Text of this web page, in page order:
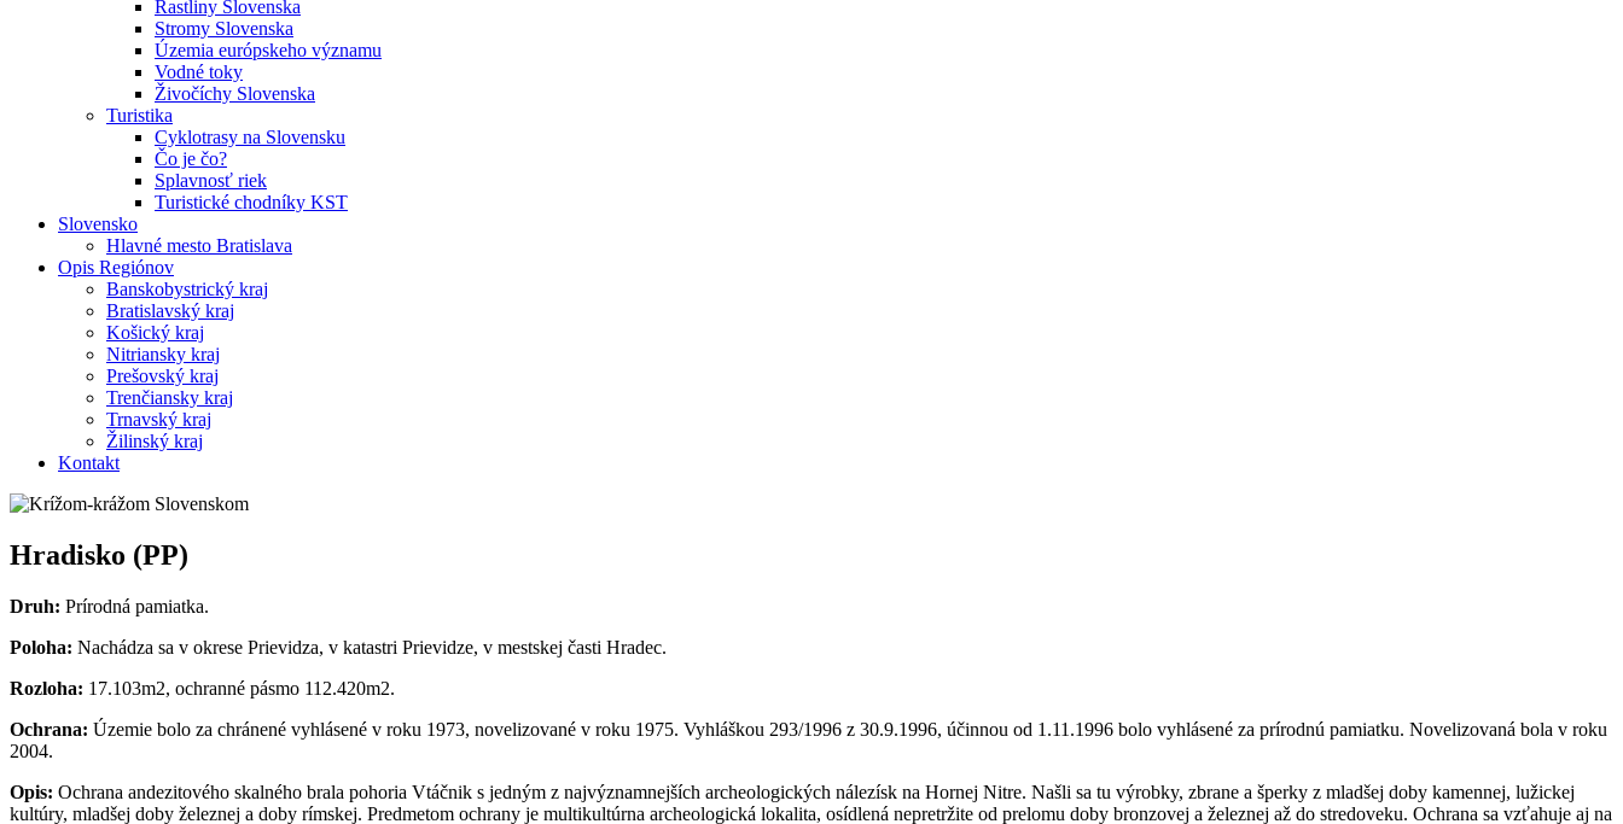
Rastliny Slovenska
Stromy Slovenska
Územia európskeho významu
Vodné toky
Živočíchy Slovenska
Turistika
Cyklotrasy na Slovensku
Čo je čo?
Splavnosť riek
Turistické chodníky KST
Slovensko
Hlavné mesto Bratislava
Opis Regiónov
Banskobystrický kraj
Bratislavský kraj
Košický kraj
Nitriansky kraj
Prešovský kraj
Trenčiansky kraj
Trnavský kraj
Žilinský kraj
Kontakt
Hradisko (PP)
Druh: Prírodná pamiatka.
Poloha: Nachádza sa v okrese Prievidza, v katastri Prievidze, v mestskej časti Hradec.
Rozloha: 17.103m2, ochranné pásmo 112.420m2.
Ochrana: Územie bolo za chránené vyhlásené v roku 1973, novelizované v roku 1975. Vyhláškou 293/1996 z 30.9.1996, účinnou od 1.11.1996 bolo vyhlásené za prírodnú pamiatku. Novelizovaná bola v roku
2004.
Opis: Ochrana andezitového skalného brala pohoria Vtáčnik s jedným z najvýznamnejších archeologických nálezísk na Hornej Nitre. Našli sa tu výrobky, zbrane a šperky z mladšej doby kamennej, lužickej
kultúry, mladšej doby železnej a doby rímskej. Predmetom ochrany je multikultúrna archeologická lokalita, osídlená nepretržite od prelomu doby bronzovej a železnej až do stredoveku. Ochrana sa vzťahuje aj na